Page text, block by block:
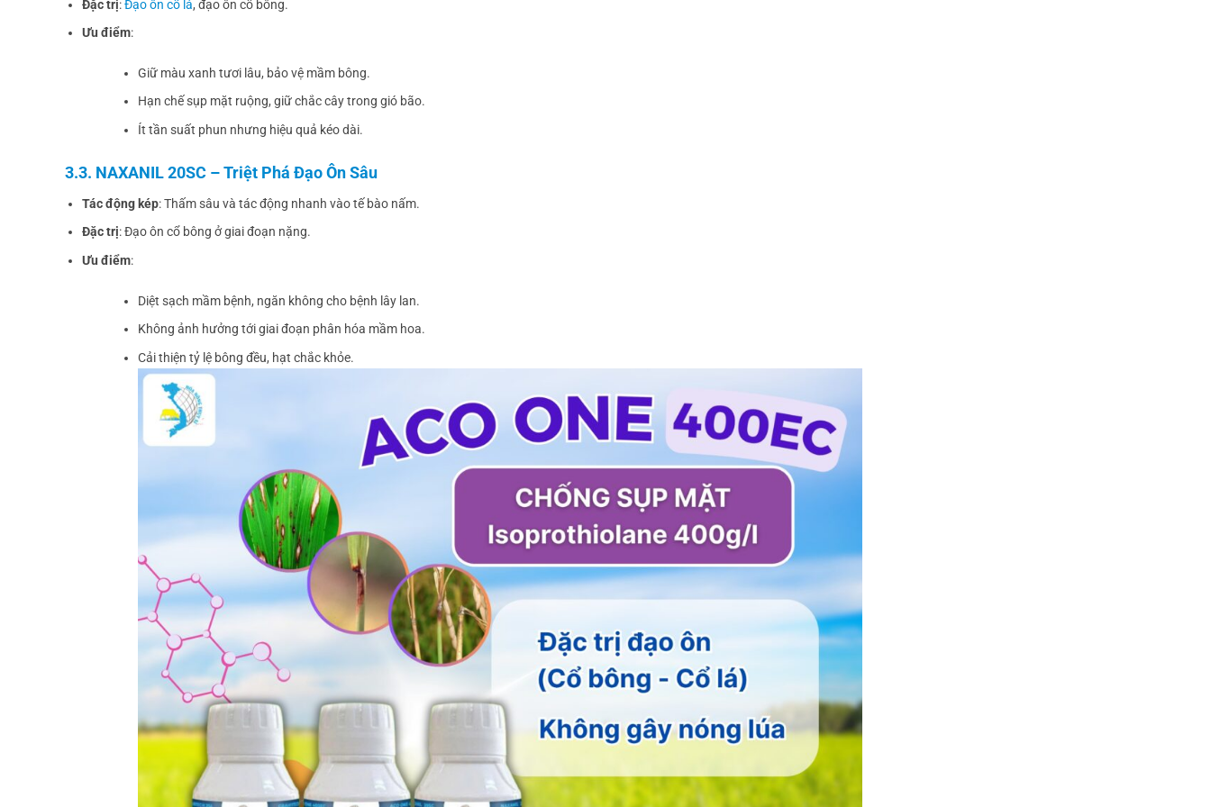
Đặc trị:Đạo ôn cổ lá, đạo ôn cổ bông.
Ưu điểm:
Giữ màu xanh tươi lâu, bảo vệ mầm bông.
Hạn chế sụp mặt ruộng, giữ chắc cây trong gió bão.
Ít tần suất phun nhưng hiệu quả kéo dài.
3.3. NAXANIL 20SC – Triệt Phá Đạo Ôn Sâu
Tác động kép: Thấm sâu và tác động nhanh vào tế bào nấm.
Đặc trị: Đạo ôn cổ bông ở giai đoạn nặng.
Ưu điểm:
Diệt sạch mầm bệnh, ngăn không cho bệnh lây lan.
Không ảnh hưởng tới giai đoạn phân hóa mầm hoa.
Cải thiện tỷ lệ bông đều, hạt chắc khỏe.